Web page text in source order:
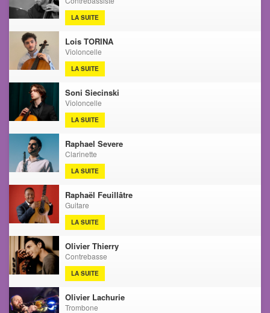
LA SUITE
Lois TORINA
Violoncelle
LA SUITE
Soni Siecinski
Violoncelle
LA SUITE
Raphael Severe
Clarinette
LA SUITE
Raphaël Feuillâtre
Guitare
LA SUITE
Olivier Thierry
Contrebasse
LA SUITE
Olivier Lachurie
Trombone